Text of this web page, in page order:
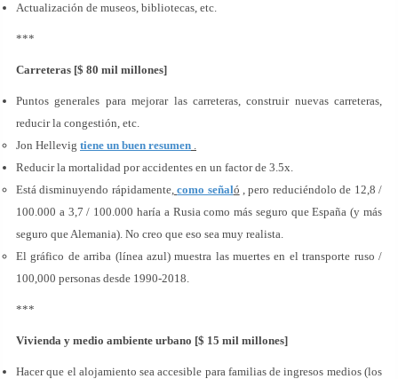
Actualización de museos, bibliotecas, etc.
***
Carreteras [$ 80 mil millones]
Puntos generales para mejorar las carreteras, construir nuevas carreteras,
reducir la congestión, etc.
Jon Hellevig tiene un buen resumen .
Reducir la mortalidad por accidentes en un factor de 3.5x.
Está disminuyendo rápidamente, como señaló , pero reduciéndolo de 12,8 /
100.000 a 3,7 / 100.000 haría a Rusia como más seguro que España (y más
seguro que Alemania). No creo que eso sea muy realista.
El gráfico de arriba (línea azul) muestra las muertes en el transporte ruso /
100,000 personas desde 1990-2018.
***
Vivienda y medio ambiente urbano [$ 15 mil millones]
Hacer que el alojamiento sea accesible para familias de ingresos medios (los